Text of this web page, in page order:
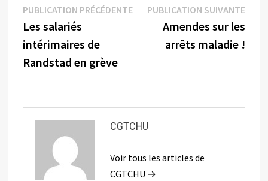
Navigation
de
l’article
PUBLICATION PRÉCÉDENTEPublication
précédente :
Les salariés
intérimaires de
Randstad en grève
PUBLICATION SUIVANTE
Amendes sur les
arrêts maladie !
CGTCHU
Voir tous les articles de
CGTCHU →